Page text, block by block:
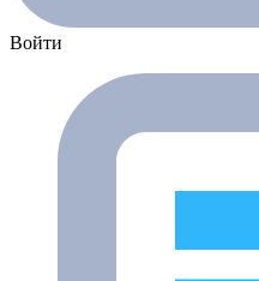
Войти